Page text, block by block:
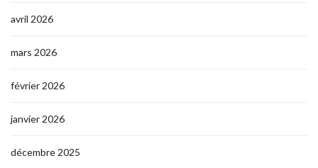
avril 2026
mars 2026
février 2026
janvier 2026
décembre 2025